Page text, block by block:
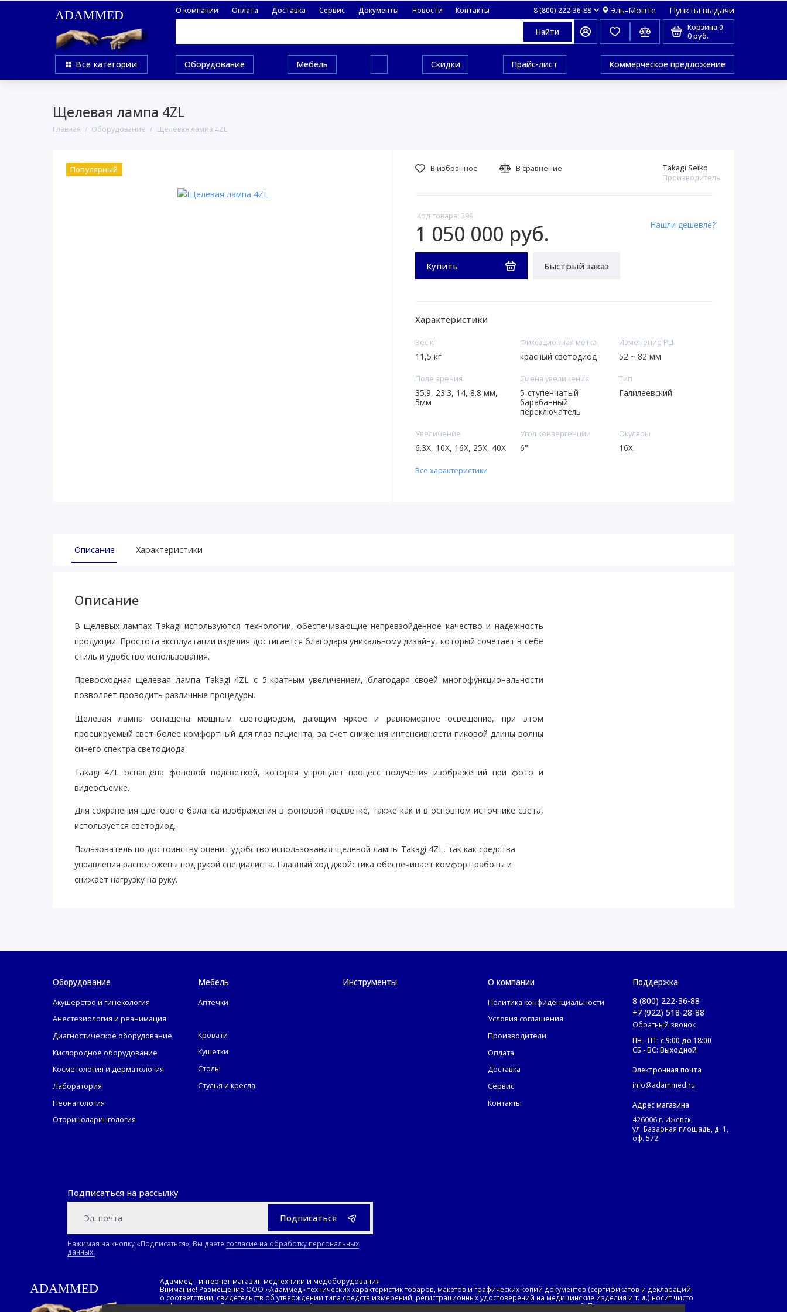
О компании Оплата Доставка Сервис Документы Новости Контакты 8 (800) 222-36-88 Эль-Монте Пункты выдачи
ADAMMED
Найти Корзина 0
0 руб.
Все категории Оборудование Мебель Скидки Прайс-лист Коммерческое предложение
Щелевая лампа 4ZL
Главная Оборудование Щелевая лампа 4ZL
Популярный
Код товара: 399
Takagi Seiko
Производитель
1 050 000 руб.
Купить Быстрый заказ
Нашли дешевле?
В избранное В сравнение
Характеристики
Вес кг
11,5 кг
Фиксационная метка
красный светодиод
Изменение РЦ
52 ~ 82 мм
Поле зрения
35.9, 23.3, 14, 8.8 мм,
5мм
Смена увеличения
5-ступенчатый
барабанный
переключатель
Тип
Галилеевский
Увеличение
6.3X, 10X, 16X, 25X, 40X
Угол конвергенции
6°
Окуляры
16X
Все характеристики
Описание Характеристики
Описание
В щелевых лампах Takagi используются технологии, обеспечивающие непревзойденное качество и надежность
продукции. Простота эксплуатации изделия достигается благодаря уникальному дизайну, который сочетает в себе
стиль и удобство использования.
Превосходная щелевая лампа Takagi 4ZL с 5-кратным увеличением, благодаря своей многофункциональности
позволяет проводить различные процедуры.
Щелевая лампа оснащена мощным светодиодом, дающим яркое и равномерное освещение, при этом
проецируемый свет более комфортный для глаз пациента, за счет снижения интенсивности пиковой длины волны
синего спектра светодиода.
Takagi 4ZL оснащена фоновой подсветкой, которая упрощает процесс получения изображений при фото и
видеосъемке.
Для сохранения цветового баланса изображения в фоновой подсветке, также как и в основном источнике света,
используется светодиод.
Пользователь по достоинству оценит удобство использования щелевой лампы Takagi 4ZL, так как средства
управления расположены под рукой специалиста. Плавный ход джойстика обеспечивает комфорт работы и
снижает нагрузку на руку.
Оборудование
Акушерство и гинекология
Анестезиология и реанимация
Диагностическое оборудование
Кислородное оборудование
Косметология и дерматология
Лаборатория
Неонатология
Оториноларингология
Мебель
Аптечки
Кровати
Кушетки
Столы
Стулья и кресла
Инструменты О компании
Политика конфиденциальности
Условия соглашения
Производители
Оплата
Доставка
Сервис
Контакты
Поддержка
8 (800) 222-36-88
+7 (922) 518-28-88
Обратный звонок
ПН - ПТ: с 9:00 до 18:00
СБ - ВС: Выходной
Электронная почта
info@adammed.ru
Адрес магазина
426006 г. Ижевск,
ул. Базарная площадь, д. 1,
оф. 572
Подписаться на рассылку
Подписаться
Нажимая на кнопку «Подписаться», Вы даете согласие на обработку персональных
данных.
ADAMMED
Адаммед - интернет-магазин медтехники и медоборудования
Внимание! Размещение ООО «Адаммед» технических характеристик товаров, макетов и графических копий документов (сертификатов и деклараций
о соответствии, свидетельств об утверждении типа средств измерений, регистрационных удостоверений на медицинские изделия и т. д.) носит чисто
информационный характер, не является обязательством и не может служить основанием для предъявления претензий. Перед применением